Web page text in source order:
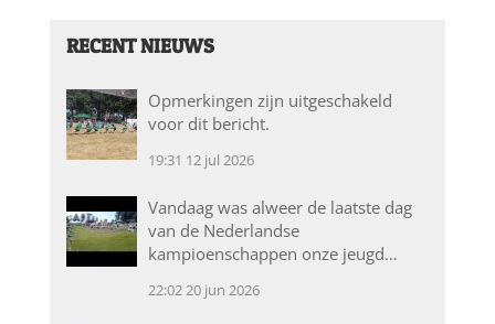
RECENT NIEUWS
Opmerkingen zijn uitgeschakeld
voor dit bericht.
19:31 12 jul 2026
Vandaag was alweer de laatste dag
van de Nederlandse
kampioenschappen onze jeugd…
22:0220 jun 2026